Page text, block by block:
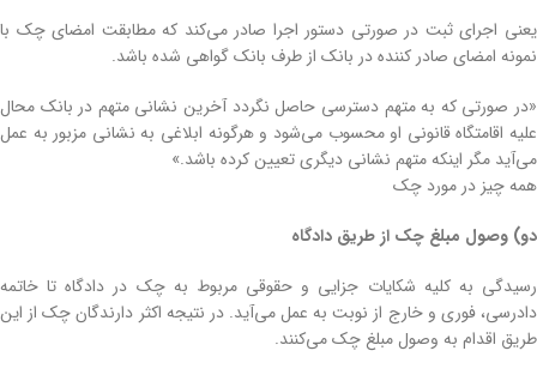
یعنی اجرای ثبت در صورتی دستور اجرا صادر می‌کند که مطابقت امضای چک با
نمونه امضای صادر کننده در بانک از طرف بانک گواهی شده باشد.
«در صورتی که به متهم دسترسی حاصل نگردد آخرین نشانی متهم در بانک محال
علیه اقامتگاه قانونی او محسوب می‌شود و هرگونه ابلاغی به نشانی مزبور به عمل
می‌آید مگر اینکه متهم نشانی دیگری تعیین کرده باشد.»
همه چیز در مورد چک
دو) وصول مبلغ چک از طریق دادگاه
رسیدگی به کلیه شکایات جزایی و حقوقی مربوط به چک در دادگاه تا خاتمه
دادرسی، فوری و خارج از نوبت به عمل می‌آید. در نتیجه اکثر دارندگان چک از این
طریق اقدام به وصول مبلغ چک می‌کنند.